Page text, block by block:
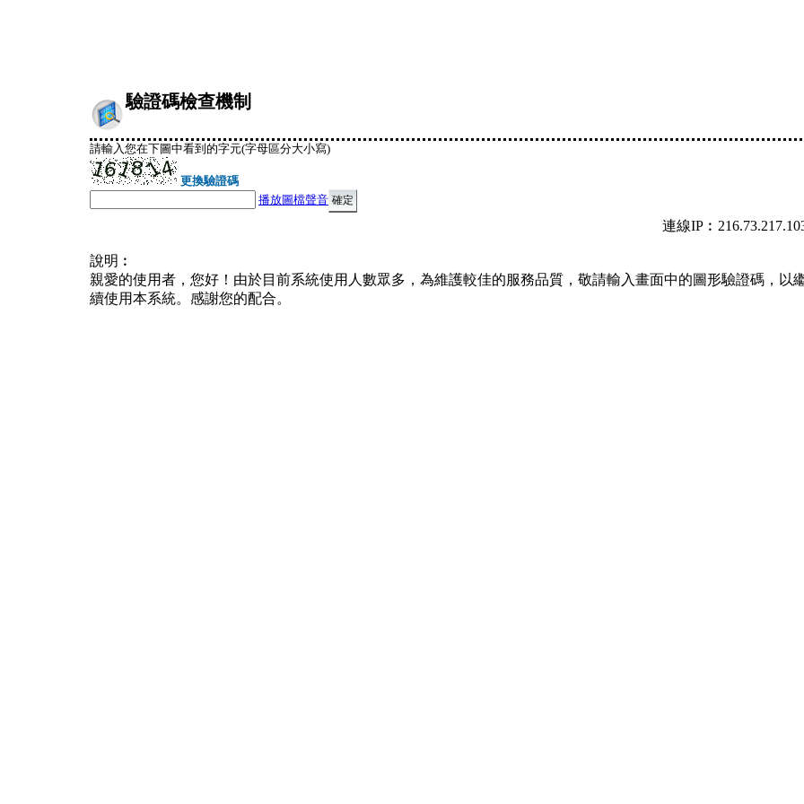
驗證碼檢查機制
請輸入您在下圖中看到的字元(字母區分大小寫)
更換驗證碼
播放圖檔聲音
連線
說明︰
親愛的使用者，您好！由於目前系統使用人數眾多，為維護較佳的服務品質，敬請輸入畫面中的圖形驗證碼，以
續使用本系統。感謝您的配合。